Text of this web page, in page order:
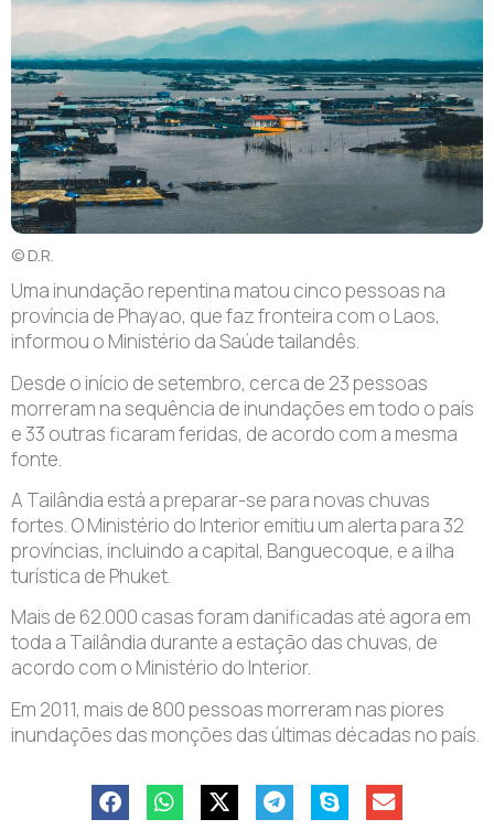
© D.R.
Uma inundação repentina matou cinco pessoas na
província de Phayao, que faz fronteira com o Laos,
informou o Ministério da Saúde tailandês.
Desde o início de setembro, cerca de 23 pessoas
morreram na sequência de inundações em todo o país
e 33 outras ficaram feridas, de acordo com a mesma
fonte.
A Tailândia está a preparar-se para novas chuvas
fortes. O Ministério do Interior emitiu um alerta para 32
províncias, incluindo a capital, Banguecoque, e a ilha
turística de Phuket.
Mais de 62.000 casas foram danificadas até agora em
toda a Tailândia durante a estação das chuvas, de
acordo com o Ministério do Interior.
Em 2011, mais de 800 pessoas morreram nas piores
inundações das monções das últimas décadas no país.